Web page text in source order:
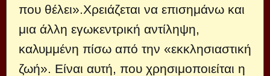
που θέλει».Χρειάζεται να επισημάνω και
μια άλλη εγωκεντρική αντίληψη,
καλυμμένη πίσω από την «εκκλησιαστική
ζωή». Είναι αυτή, που χρησιμοποιείται η